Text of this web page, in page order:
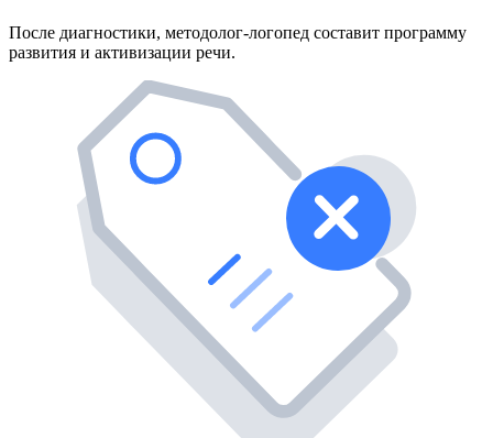
После диагностики, методолог-логопед составит программу
развития и активизации речи.